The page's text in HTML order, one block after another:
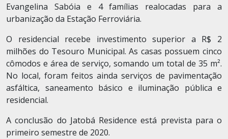
Evangelina Sabóia e 4 famílias realocadas para a
urbanização da Estação Ferroviária.
O residencial recebe investimento superior a R$ 2
milhões do Tesouro Municipal. As casas possuem cinco
cômodos e área de serviço, somando um total de 35 m².
No local, foram feitos ainda serviços de pavimentação
asfáltica, saneamento básico e iluminação pública e
residencial.
A conclusão do Jatobá Residence está prevista para o
primeiro semestre de 2020.